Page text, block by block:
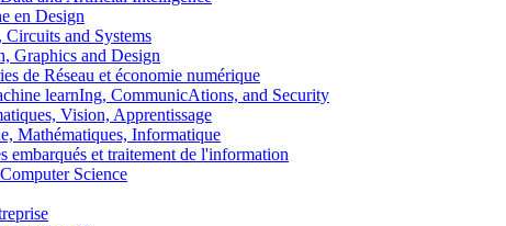
en Design
and Systems
Graphics and Design
de Réseau et économie numérique
learnIng, CommunicAtions, and Security
Vision, Apprentissage
Mathématiques, Informatique
et traitement de l'information
Science